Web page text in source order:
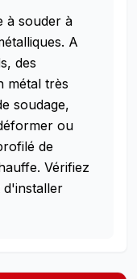
à souder à
A
des
métal très
soudage,
ou
de
Vérifiez
d'installer